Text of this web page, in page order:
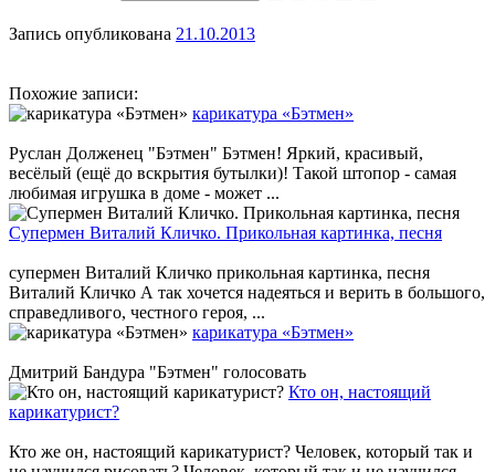
Запись опубликована 21.10.2013
Похожие записи:
карикатура «Бэтмен»
Руслан Долженец "Бэтмен" Бэтмен! Яркий, красивый,
весёлый (ещё до вскрытия бутылки)! Такой штопор - самая
любимая игрушка в доме - может ...
Супермен Виталий Кличко. Прикольная картинка, песня
супермен Виталий Кличко прикольная картинка, песня
Виталий Кличко А так хочется надеяться и верить в большого,
справедливого, честного героя, ...
карикатура «Бэтмен»
Дмитрий Бандура "Бэтмен" голосовать
Кто он, настоящий
карикатурист?
Кто же он, настоящий карикатурист? Человек, который так и